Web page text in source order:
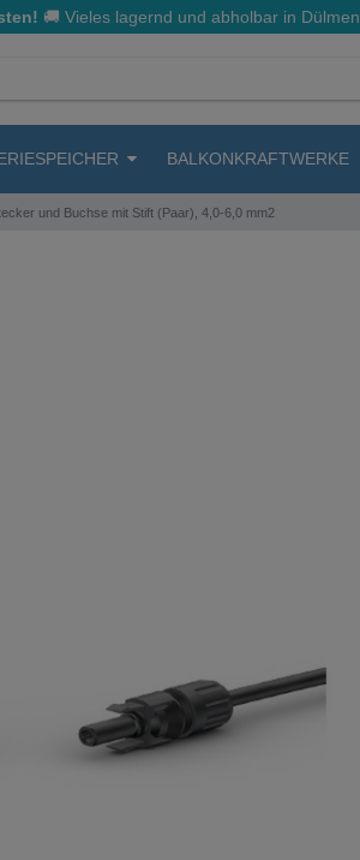
🚚 Vieles lagernd und abholbar in Dülmen
BALKONKRAFTWERKE
und Buchse mit Stift (Paar), 4,0-6,0 mm2